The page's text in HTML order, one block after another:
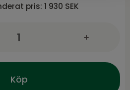
pris: 1 930 SEK
Köp